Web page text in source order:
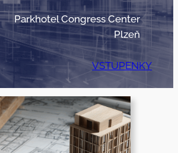
Parkhotel Congress Center
Plzeň
VSTUPENKY